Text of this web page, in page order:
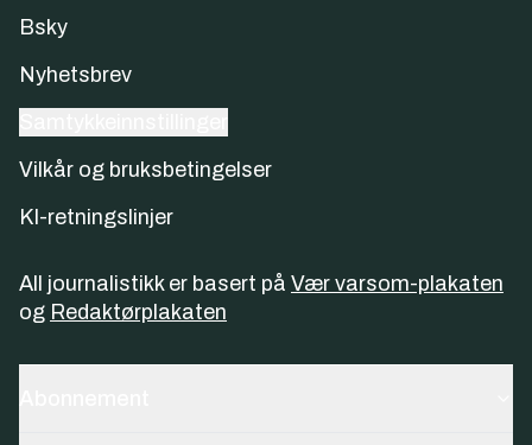
Bsky
Nyhetsbrev
Vilkår og bruksbetingelser
KI-retningslinjer
All journalistikk er basert på Vær varsom-plakaten
og Redaktørplakaten